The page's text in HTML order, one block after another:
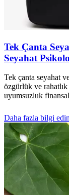
Tek Çanta
Seyahat
Tek çanta seyahat
özgürlük ve
uyumsuzluk
Daha fazla bilgi